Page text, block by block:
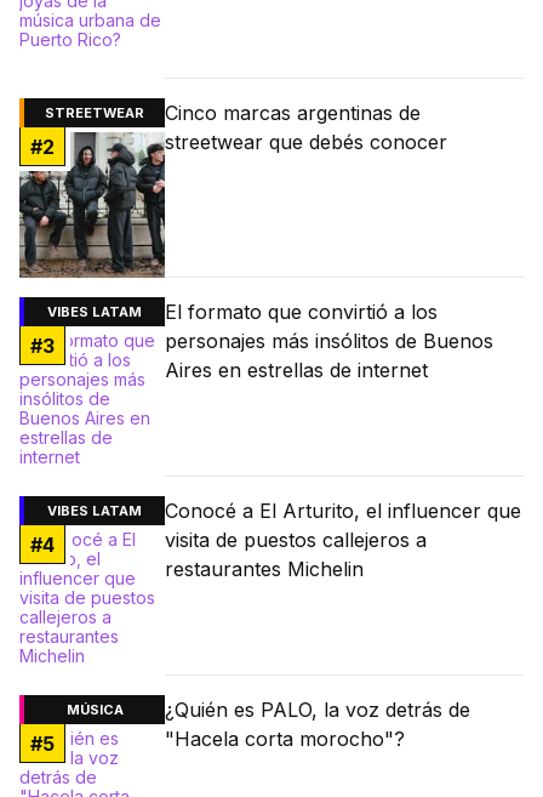
STREETWEAR
#2
Cinco marcas argentinas de
streetwear que debés conocer
VIBES LATAM
#3
El formato que convirtió a los
personajes más insólitos de Buenos
Aires en estrellas de internet
VIBES LATAM
#4
Conocé a El Arturito, el influencer que
visita de puestos callejeros a
restaurantes Michelin
MÚSICA
#5
¿Quién es PALO, la voz detrás de
"Hacela corta morocho"?